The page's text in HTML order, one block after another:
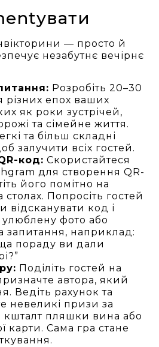
— просто й
незабутнє вечірнє
Розробіть 20–30
різних епох ваших
як роки зустрічей,
та сімейне життя.
та більш складні
залучити всіх гостей.
код: Скористайтеся
для створення QR-
його помітно на
столах. Попросіть гостей
відсканувати код і
фото або
запитання, наприклад:
пораду ви дали
Поділіть гостей на
автора, який
Ведіть рахунок та
невеликі призи за
кшталт пляшки вина або
карти. Сама гра стане